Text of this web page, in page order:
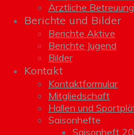
Ärztliche Betreuung
Berichte und Bilder
Berichte Aktive
Berichte Jugend
Bilder
Kontakt
Kontaktformular
Mitgliedschaft
Hallen und
Saisonhefte
Saisonheft